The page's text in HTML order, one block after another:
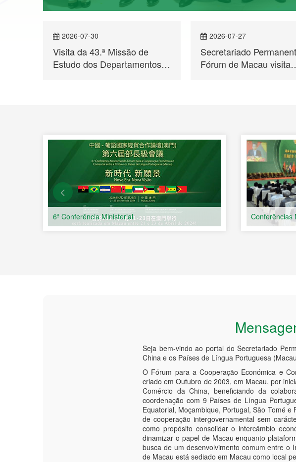
2026-07-30
Visita da 43.ª Missão de
Estudo dos Departamentos
2026-07-27
Secretariado
Fórum de Macau visita
Língua Portuguesa
6ª Conferência Ministerial Conferências
Seja bem-vindo ao portal do Secretariado
China e os Países de Língua Portuguesa
O Fórum para a Cooperação Económica e
criado em Outubro de 2003, em Macau, por
Comércio da China, beneficiando da
coordenação com 9 Países de Língua
Equatorial, Moçambique, Portugal, São Tomé
de cooperação intergovernamental sem
como propósito consolidar o intercâmbio
dinamizar o papel de Macau enquanto
busca de um desenvolvimento comum entre o
de Macau está sediado em Macau como local